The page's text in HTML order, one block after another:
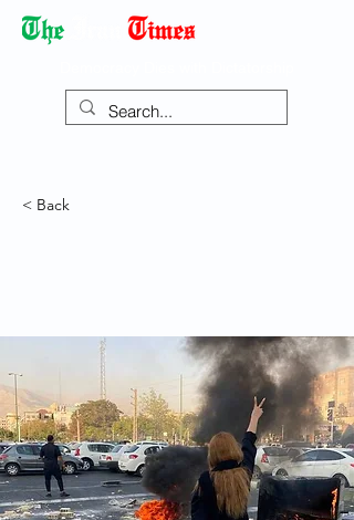
< Back